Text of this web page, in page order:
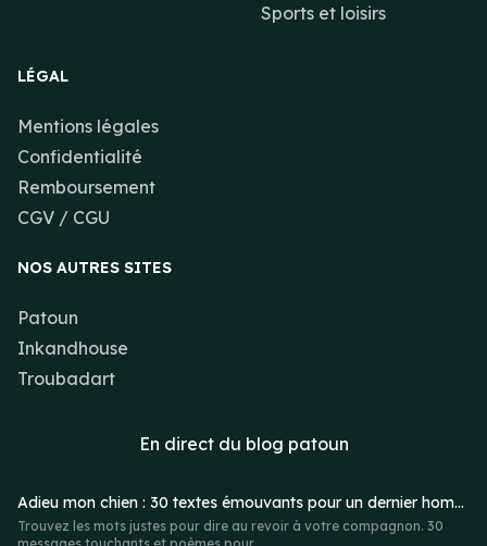
Sports et loisirs
LÉGAL
Mentions légales
Confidentialité
Remboursement
CGV / CGU
NOS AUTRES SITES
Patoun
Inkandhouse
Troubadart
En direct du blog patoun
Adieu mon chien : 30 textes émouvants pour un dernier hommage
Trouvez les mots justes pour dire au revoir à votre compagnon. 30
messages touchants et poèmes pour...